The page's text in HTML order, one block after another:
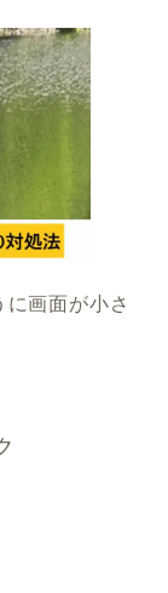
画面が小さ